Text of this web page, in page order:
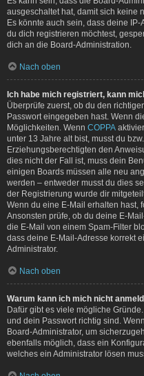
ausgeschaltet hat, damit sich keine
Es könnte auch sein, dass deine
du dich registrieren möchtest,
dich an die Board-Administration.
Nach oben
Ich habe mich registriert, kann
Überprüfe zuerst, ob du den
Passwort eingegeben hast. Wenn
Möglichkeiten. Wenn COPPA
unter 13 Jahre alt bist, musst du
Erziehungsberechtigten den
dies nicht der Fall ist, muss dein
einigen Boards müssen alle neu
werden – entweder musst du dies
der Registrierung wurde dir
Wenn du eine E-Mail erhalten hast,
Ansonsten prüfe, ob du deine E-
die E-Mail von einem Spam-Filter
dass deine E-Mail-Adresse korrekt
Administrator.
Nach oben
Warum kann ich mich nicht
Dafür gibt es viele mögliche
und dein Passwort richtig sind.
Board-Administrator, um
ebenfalls möglich, dass ein
welches ein Administrator lösen